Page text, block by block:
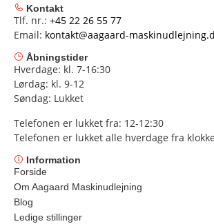
Kontakt
Tlf. nr.: +45 22 26 55 77
Email: kontakt@aagaard-
Åbningstider
Hverdage: kl. 7-16:30
Lørdag: kl. 9-12
Søndag: Lukket
Telefonen er lukket fra: 12-12:30
Telefonen er lukket alle hverdage fra
Information
Forside
Om Aagaard Maskinudlejning
Blog
Ledige stillinger